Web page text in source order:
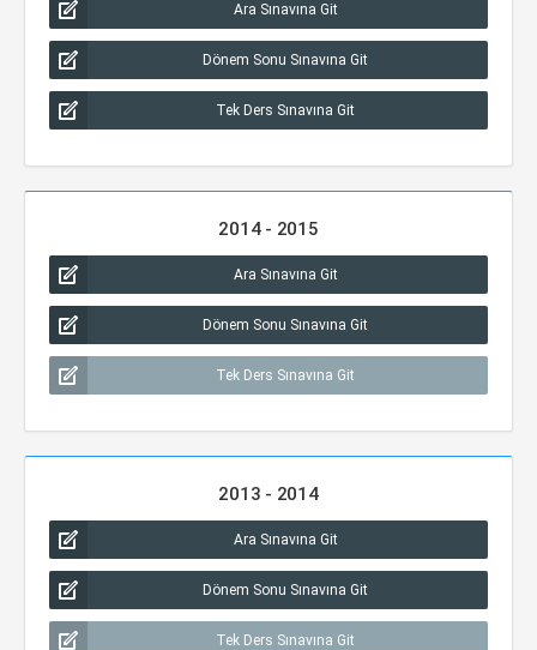
Ara Sınavına Git
Dönem Sonu Sınavına Git
Tek Ders Sınavına Git
2014 - 2015
Ara Sınavına Git
Dönem Sonu Sınavına Git
Tek Ders Sınavına Git
2013 - 2014
Ara Sınavına Git
Dönem Sonu Sınavına Git
Tek Ders Sınavına Git